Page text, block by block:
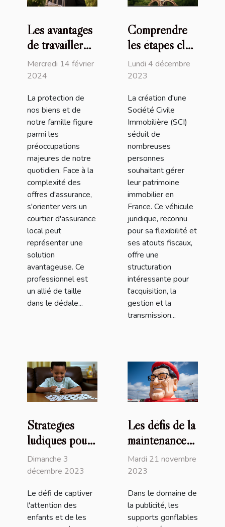
Les avantages
de travailler
avec un
courtier
local pour la
protection de
vos biens et de
votre famille
Mercredi 14 février
2024
La protection de
nos biens et de
notre famille figure
parmi les
préoccupations
majeures de notre
quotidien. Face à la
complexité des
offres d'assurance,
s'orienter vers un
courtier d'assurance
local peut
représenter une
solution
avantageuse. Ce
professionnel est
un allié de taille
dans le dédale...
Comprendre
les étapes clés
et la
réglementation
pour créer une
SCI en France
Lundi 4 décembre
2023
La création d'une
Société Civile
Immobilière (SCI)
séduit de
nombreuses
personnes
souhaitant gérer
leur patrimoine
immobilier en
France. Ce véhicule
juridique, reconnu
pour sa flexibilité et
ses atouts fiscaux,
offre une
structuration
intéressante pour
l'acquisition, la
gestion et la
transmission...
Stratégies
ludiques pour
stimuler
l'engagement
des enfants
dans leurs
devoirs
Dimanche 3
décembre 2023
Le défi de captiver
l'attention des
enfants et de les
Les défis de la
maintenance
des supports
publicitaires
Mardi 21 novembre
2023
Dans le domaine de
la publicité, les
supports gonflables